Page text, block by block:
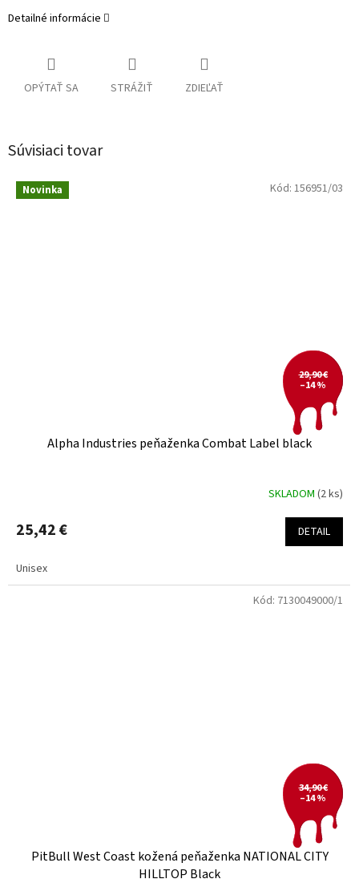
Detailné informácie
OPÝTAŤ SA STRÁŽIŤ ZDIEĽAŤ
Súvisiaci tovar
Novinka
29,90 €
–14 %
Alpha Industries peňaženka Combat Label black
SKLADOM (2 ks)
25,42 € DETAIL
Unisex
Kód: 156951/03
34,90 €
–14 %
PitBull West Coast kožená peňaženka NATIONAL CITY
HILLTOP Black
Kód: 7130049000/1